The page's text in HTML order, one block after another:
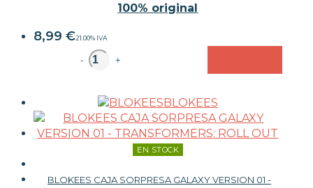
100% original
8,99 €21.00% IVA
- +
BLOKEES
EN STOCK
BLOKEES CAJA SORPRESA GALAXY VERSION 01 -